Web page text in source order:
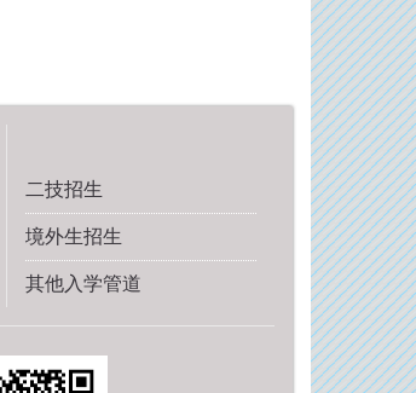
二技招生
境外生招生
其他入学管道